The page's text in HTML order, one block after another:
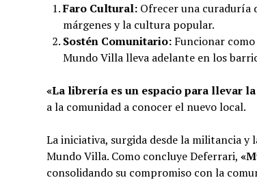
Faro Cultural:Ofrecer una curaduría
márgenes y la cultura popular.
Sostén Comunitario:Funcionar como
Mundo Villa lleva adelante en los
«La librería es un espacio para llevar
a la comunidad a conocer el nuevo local.
La iniciativa, surgida desde la militancia
Mundo Villa. Como concluye Deferrari,
consolidando su compromiso con la